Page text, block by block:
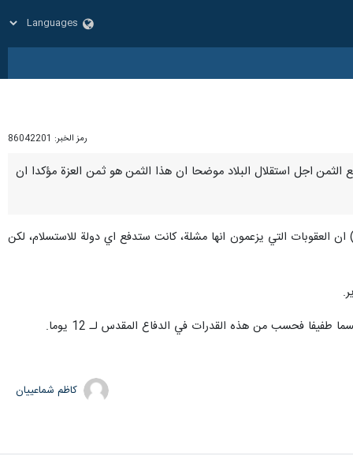
رمز الخبر: 86042201
الثمن اجل استقلال البلاد موضحا ان هذا الثمن هو ثمن العزة مؤكدا ان
التي يزعمون انها مشلة، كانت ستدفع اي دولة للاستسلام، لكن
طفيفا فحسب من هذه القدرات في الدفاع المقدس لـ 12 يوما.
کاظم شماعییان